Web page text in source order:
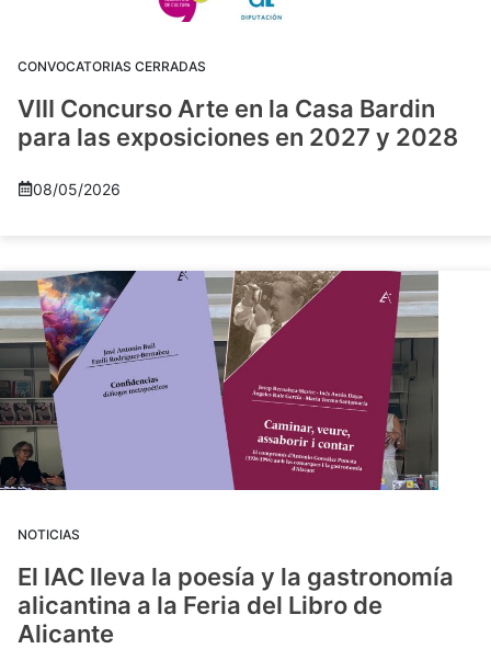
CONVOCATORIAS CERRADAS
VIII Concurso Arte en la Casa Bardin
para las exposiciones en 2027 y 2028
08/05/2026
NOTICIAS
El IAC lleva la poesía y la gastronomía
alicantina a la Feria del Libro de
Alicante